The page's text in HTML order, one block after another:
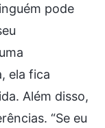
pode
ela fica
Além disso,
“Se eu